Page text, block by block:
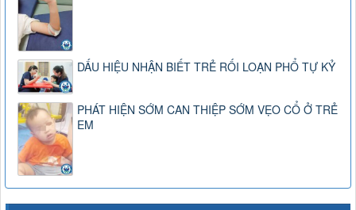
DẤU HIỆU NHẬN BIẾT TRẺ RỐI LOẠN PHỔ TỰ KỶ
PHÁT HIỆN SỚM CAN THIỆP SỚM VẸO CỔ Ở TRẺ
EM